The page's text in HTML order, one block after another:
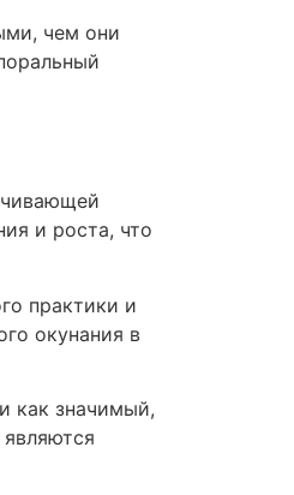
чем они
и роста, что
практики и
окунания в
как значимый,